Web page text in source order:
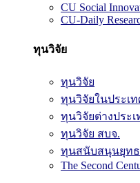
CU Social
CU-Daily
ทุนวิจัย
ทุนวิจัย
ทุนวิจัยในประเ
ทุนวิจัยต่างประเ
ทุนวิจัย สบจ.
ทุนสนับสนุนยุทธ
The Second